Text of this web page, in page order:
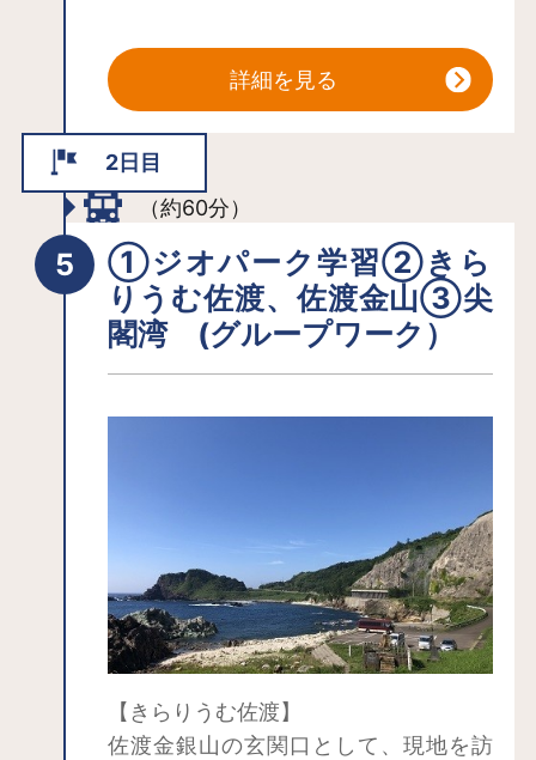
詳細を見る
2日目
（約60分）
①ジオパーク学習②きら
りうむ佐渡、佐渡金山③尖
閣湾 (グループワーク）
【きらりうむ佐渡】
佐渡金銀山の玄関口として、現地を訪